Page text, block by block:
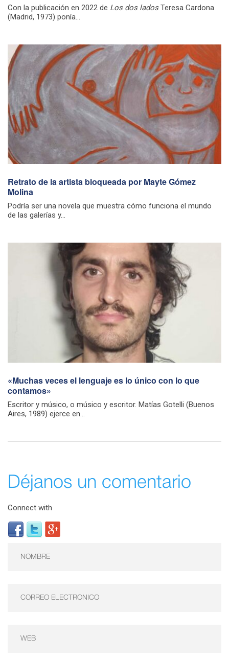
Con la publicación en 2022 de Los dos ladosTeresa Cardona
(Madrid, 1973) ponía...
Retrato de la artista bloqueada por Mayte Gómez
Molina
Podría ser una novela que muestra cómo funciona el mundo
de las galerías y...
«Muchas veces el lenguaje es lo único con lo que
contamos»
Escritor y músico, o músico y escritor. Matías Gotelli (Buenos
Aires, 1989) ejerce en...
Déjanos un comentario
Connect with